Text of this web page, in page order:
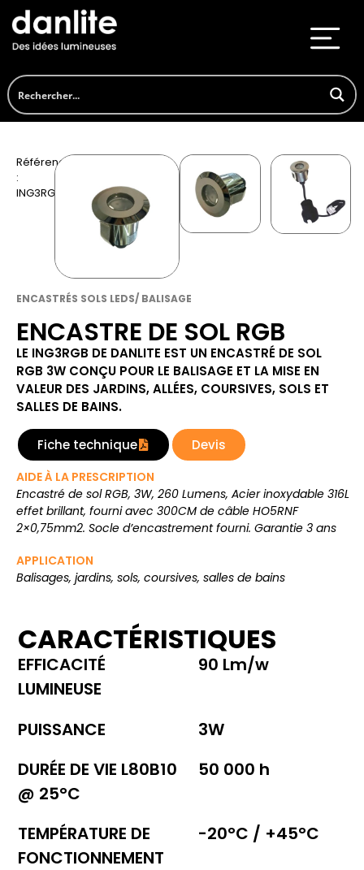
Référence
:
ING3RGB
ENCASTRÉS SOLS LEDS/ BALISAGE
ENCASTRE DE SOL RGB
LE ING3RGB DE DANLITE EST UN ENCASTRÉ DE SOL
RGB 3W CONÇU POUR LE BALISAGE ET LA MISE EN
VALEUR DES JARDINS, ALLÉES, COURSIVES, SOLS ET
SALLES DE BAINS.
Fiche technique Devis
AIDE À LA PRESCRIPTION
Encastré de sol RGB, 3W, 260 Lumens, Acier inoxydable 316L
effet brillant, fourni avec 300CM de câble HO5RNF
2×0,75mm2. Socle d’encastrement fourni. Garantie 3 ans
APPLICATION
Balisages, jardins, sols, coursives, salles de bains
CARACTÉRISTIQUES
EFFICACITÉ
LUMINEUSE
90 Lm/w
PUISSANCE
3W
DURÉE DE VIE L80B10
@ 25°C
50 000 h
TEMPÉRATURE DE
FONCTIONNEMENT
-20°C / +45°C